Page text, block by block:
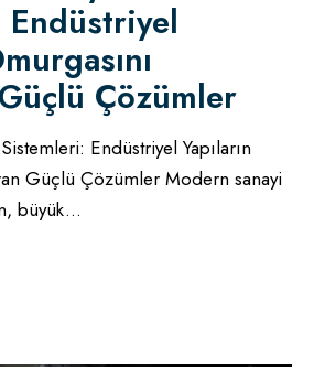
Çözümler
Endüstriyel Yapıların
Güçlü Çözümler Modern sanayi
büyük...